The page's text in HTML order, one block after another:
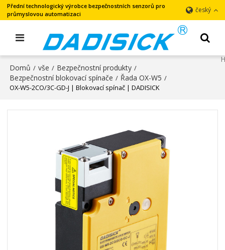
Přední technologický výrobce bezpečnostních senzorů pro
průmyslovou automatizaci
český
Domů / vše / Bezpečnostní produkty /
Bezpečnostní blokovací spínače / Řada OX-W5 /
OX-W5-2CO/3C-GD-J | Blokovací spínač | DADISICK